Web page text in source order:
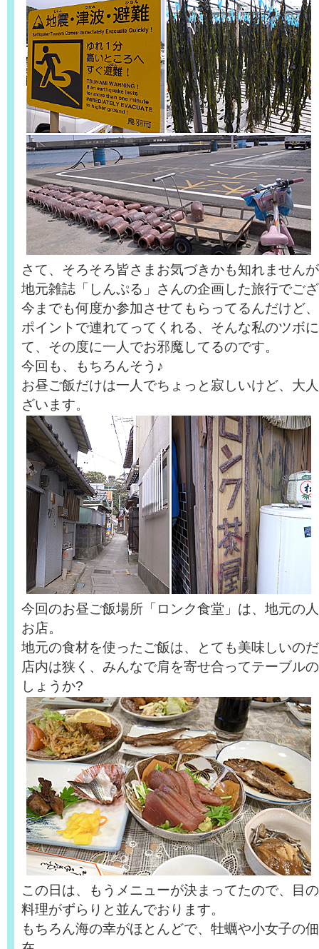
さて、そろそろ皆さまお気づきかも知れません
地元雑誌「しんぷる」さんの企画した旅行でご
今までも何度か参加させてもらってるんだけど
ポイントで連れてってくれる、そんな私のツボ
て、その度に一人でお邪魔してるのです。
今回も、もちろんそう♪
お昼ご飯だけは一人でちょっと寂しいけど、大
ざいます。
今回のお昼ご飯場所「ロンク食堂」は、地元の
お店。
地元の食材を使ったご飯は、とても美味しいの
店内は狭く、みんなで肩を寄せ合ってテーブル
しょうか?
この日は、もうメニューが決まってたので、目
料理がずらりと並んでおります。
もちろん海の幸がほとんどで、牡蠣や小女子の